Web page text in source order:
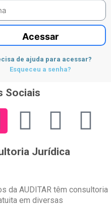
Acessar
de ajuda para acessar?
Esqueceu a senha?
Sociais
Jurídica
da AUDITAR têm consultoria
em diversas